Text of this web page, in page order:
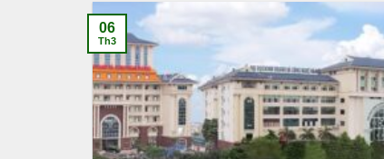
06
Th3